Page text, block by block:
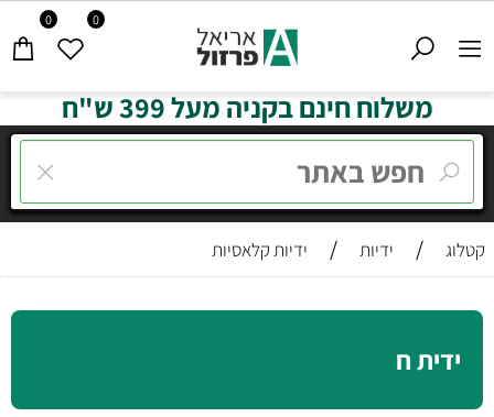
0 0
משלוח חינם בקניה מעל 399 ש"ח
קטלוג / ידיות / ידיות קלאסיות
ידית ח